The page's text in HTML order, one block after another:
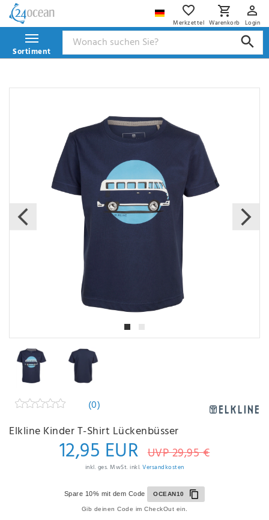
Merkzettel Warenkorb Login
Sortiment
(0)
Elkline Kinder T-Shirt Lückenbüsser
12,95 EUR UVP 29,95 €
inkl. ges. MwSt. inkl. Versandkosten
Spare 10% mit dem Code OCEAN10
Gib deinen Code im CheckOut ein.